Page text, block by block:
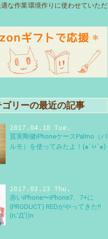
な作業環境作りに使わせていただ
ゴリーの最近の記事
2017.04.18 Tue.
質実剛健iPhoneケースPalmo（パ
ルモ）を使ってみたよ！(๑´ㅂ`๑)
2017.03.23 Thu.
赤いiPhone〜iPhone7、7+に
(PRODUCT) REDがやってきた!!
(n;‘Д‘))n